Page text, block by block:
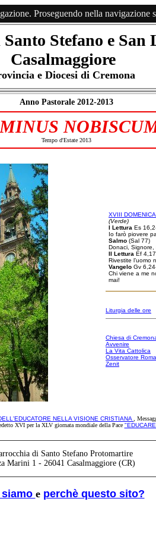
Proseguendo nella navigazione
Stefano e San
Casalmaggiore
e Diocesi di Cremona
Anno Pastorale 2012-2013
Tempo d'Estate 2013
XVIII
(Verde)
I Lettura Es
Io farò piovere
Salmo (Sal 77)
Donaci, Signore,
II Lettura Ef
Rivestite l’uomo
Vangelo Gv
Chi viene a me
mai!
Liturgia delle ore
Chiesa di
Avvenire
La Vita Cattolica
Osservatore
Zenit
NELLA VISIONE CRISTIANA ,
XVI per la XLV giornata mondiale della Pace
di Santo Stefano Protomartire
Marini 1 - 26041 Casalmaggiore (CR)
e perchè questo sito?